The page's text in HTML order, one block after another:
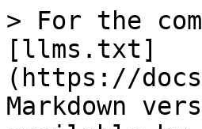
> For the
[llms.txt]
(https://
Markdown